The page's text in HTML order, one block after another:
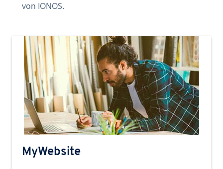
von IONOS.
MyWebsite